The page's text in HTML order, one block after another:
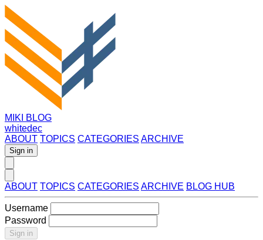
MIKI BLOG
whitedec
ABOUT TOPICS CATEGORIES ARCHIVE
Sign in
ABOUT TOPICS CATEGORIES ARCHIVE BLOG HUB
Username
Password
Sign in